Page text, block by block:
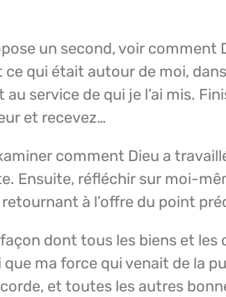
un second, voir
qui était autour de moi,
service de qui je l’ai mis.
et recevez…
comment Dieu a
Ensuite, réfléchir sur moi-
à l’offre du point
dont tous les biens et
ma force qui venait de la
et toutes les autres